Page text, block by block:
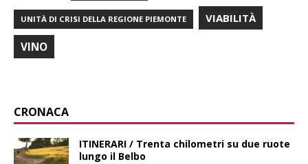
UNITÀ DI CRISI DELLA REGIONE PIEMONTE VIABILITÀ
VINO
CRONACA
ITINERARI / Trenta chilometri su due ruote
lungo il Belbo